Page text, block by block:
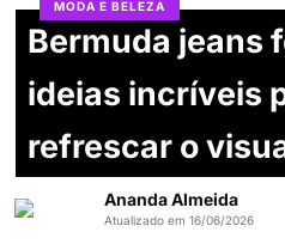
MODA E BELEZA
Bermuda jeans
ideias incríveis
refrescar o
Ananda Almeida
Atualizado em 16/06/2026